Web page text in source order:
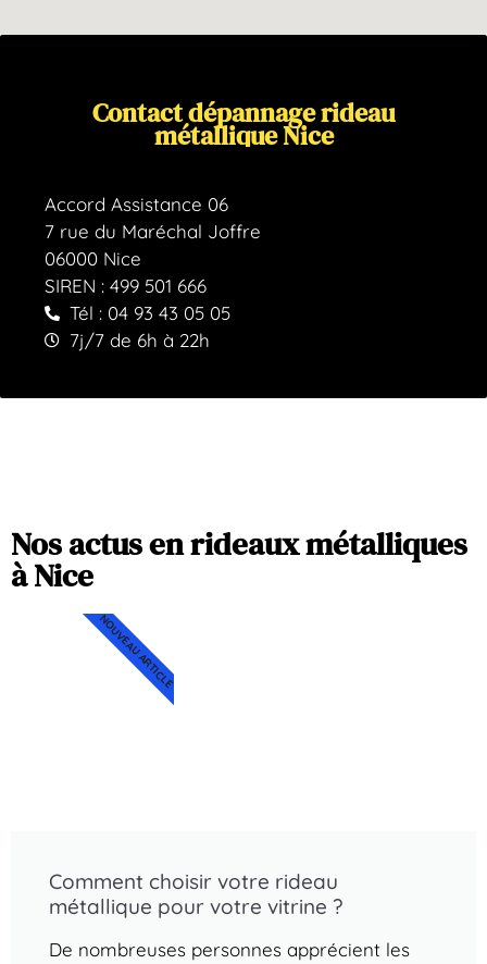
Contactdépannagerideau
métalliqueNice
Accord Assistance 06
7 rue du Maréchal Joffre
06000 Nice
SIREN : 499 501 666
Tél : 04 93 43 05 05
7j/7 de 6h à 22h
Nos actus en rideaux métalliques
à Nice
Comment choisir votre rideau
métallique pour votre vitrine ?
De nombreuses personnes apprécient les
NOUVEAU ARTICLE